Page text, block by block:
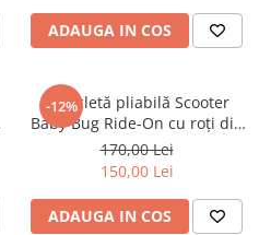
ADAUGA IN COS
-12%
Tricicletă pliabilă Scooter
Baby Bug Ride-On cu roți din
silicon - Albastru
170,00 Lei
150,00 Lei
ADAUGA IN COS